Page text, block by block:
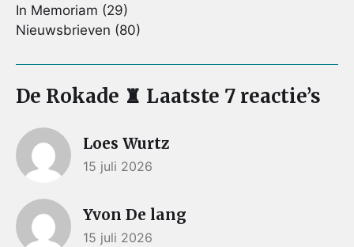
In Memoriam (29)
Nieuwsbrieven (80)
De Rokade ♜ Laatste 7 reactie’s
Loes Wurtz
15 juli 2026
Yvon De lang
15 juli 2026